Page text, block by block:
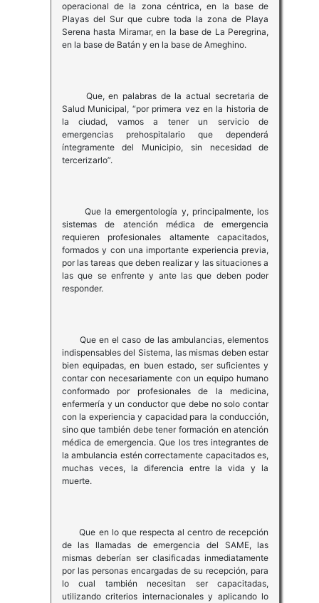
operacional de la zona céntrica, en la base de
Playas del Sur que cubre toda la zona de Playa
Serena hasta Miramar, en la base de La Peregrina,
en la base de Batán y en la base de Ameghino.
Que, en palabras de la actual secretaria de
Salud Municipal, “por primera vez en la historia de
la ciudad, vamos a tener un servicio de
emergencias prehospitalario que dependerá
íntegramente del Municipio, sin necesidad de
tercerizarlo”.
Que la emergentología y, principalmente, los
sistemas de atención médica de emergencia
requieren profesionales altamente capacitados,
formados y con una importante experiencia previa,
por las tareas que deben realizar y las situaciones a
las que se enfrente y ante las que deben poder
responder.
Que en el caso de las ambulancias, elementos
indispensables del Sistema, las mismas deben estar
bien equipadas, en buen estado, ser suficientes y
contar con necesariamente con un equipo humano
conformado por profesionales de la medicina,
enfermería y un conductor que debe no solo contar
con la experiencia y capacidad para la conducción,
sino que también debe tener formación en atención
médica de emergencia. Que los tres integrantes de
la ambulancia estén correctamente capacitados es,
muchas veces, la diferencia entre la vida y la
muerte.
Que en lo que respecta al centro de recepción
de las llamadas de emergencia del SAME, las
mismas deberían ser clasificadas inmediatamente
por las personas encargadas de su recepción, para
lo cual también necesitan ser capacitadas,
utilizando criterios internacionales y aplicando lo